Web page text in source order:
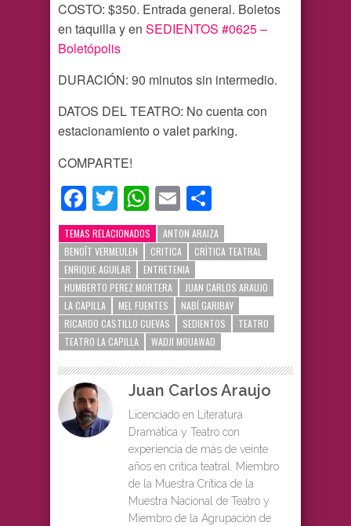
COSTO: $350. Entrada general. Boletos
en taquilla y en SEDIENTOS #0625 –
Boletópolis
DURACIÓN: 90 minutos sin intermedio.
DATOS DEL TEATRO: No cuenta con
estacionamiento o valet parking.
COMPARTE!
Facebook
TwitterWhatsApp
Email
TEMAS RELACIONADOS
ANTON ARAIZA
BENOÎT VERMEULEN
CRITICA
CRÌTICA TEATRAL
ENRIQUE AGUILAR
ENTRETENIA
HUMBERTO PEREZ MORTERA
JUAN CARLOS ARAUJO
LA CAPILLA
MEL FUENTES
NABÍ GARIBAY
RICARDO CASTILLO CUEVAS
SEDIENTOS
TEATRO
TEATRO LA CAPILLA
WADJI MOUAWAD
Juan Carlos Araujo
Licenciado en Literatura
Dramática y Teatro con
experiencia de más de veinte
años en crítica teatral. Miembro
de la Muestra Crítica de la
Muestra Nacional de Teatro y
Miembro de la Agrupación de